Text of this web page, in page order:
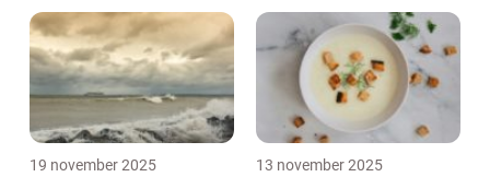
19 november 2025 13 november 2025